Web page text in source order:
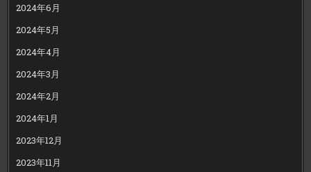
2024年6月
2024年5月
2024年4月
2024年3月
2024年2月
2024年1月
2023年12月
2023年11月